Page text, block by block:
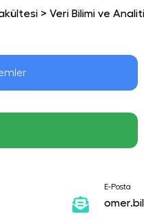
> Veri Bilimi ve
E-Posta